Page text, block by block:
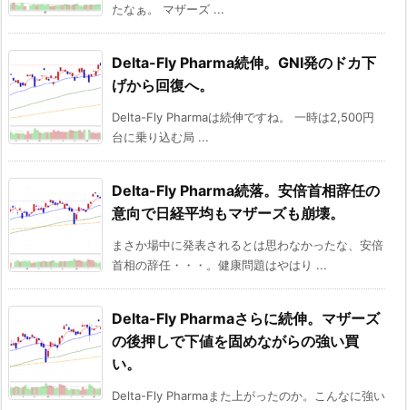
たなぁ。 マザーズ ...
Delta-Fly Pharma続伸。GNI発のドカ下
げから回復へ。
Delta-Fly Pharmaは続伸ですね。 一時は2,500円
台に乗り込む局 ...
Delta-Fly Pharma続落。安倍首相辞任の
意向で日経平均もマザーズも崩壊。
まさか場中に発表されるとは思わなかったな、安倍
首相の辞任・・・。健康問題はやはり ...
Delta-Fly Pharmaさらに続伸。マザーズ
の後押しで下値を固めながらの強い買
い。
Delta-Fly Pharmaまた上がったのか。こんなに強い